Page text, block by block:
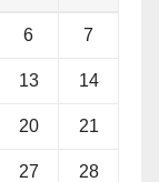
6 7
13 14
20 21
27 28